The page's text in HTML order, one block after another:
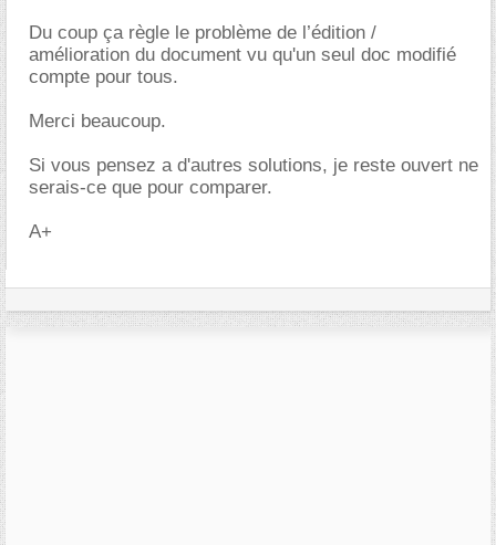
Du coup ça règle le problème de l’édition /
amélioration du document vu qu'un seul doc modifié
compte pour tous.
Merci beaucoup.
Si vous pensez a d'autres solutions, je reste ouvert ne
serais-ce que pour comparer.
A+